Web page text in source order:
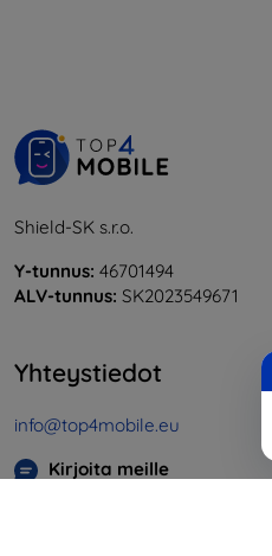
Shield-SK s.r.o.
Y-tunnus: 46701494
ALV-tunnus: SK2023549671
Yhteystiedot
info@top4mobile.eu
Kirjoita meille